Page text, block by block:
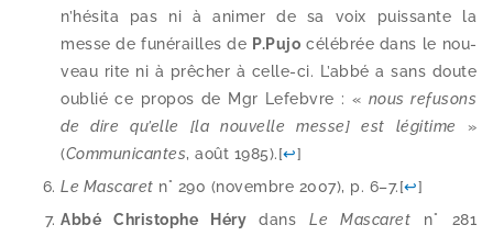
n’hé­si­ta pas ni à ani­mer de sa voix puis­sante la
messe de funé­railles de P.Pujo célé­brée dans le nou­
veau rite ni à prê­cher à celle-​ci. L’abbé a sans doute
oublié ce pro­pos de Mgr Lefebvre : « nous refu­sons
de dire qu’elle [la nou­velle messe] est légi­time »
(Communicantes, août 1985).[↩]
Le Mascaret n° 290 (novembre 2007), p. 6–7.[↩]
Abbé Christophe HérydansLe Mascaret n° 281